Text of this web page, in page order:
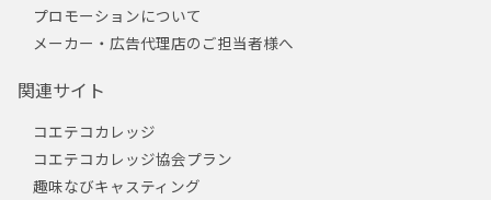
プロモーションについて
メーカー・広告代理店のご担当者様へ
関連サイト
コエテコカレッジ
コエテコカレッジ協会プラン
趣味なびキャスティング